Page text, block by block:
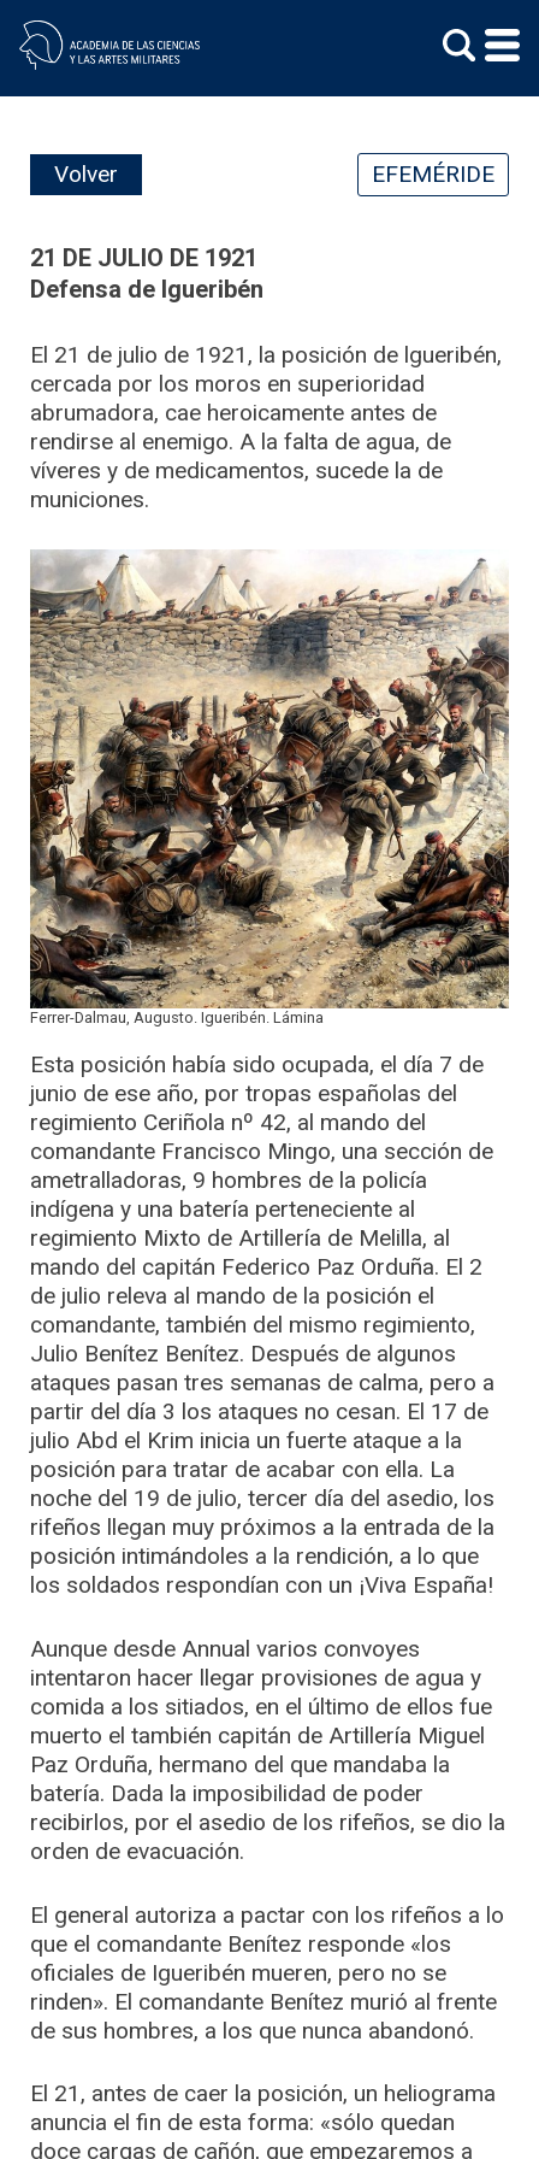
content
Volver EFEMÉRIDE
21 DE JULIO DE 1921
Defensa de Igueribén
El 21 de julio de 1921, la posición de lgueribén,
cercada por los moros en superioridad
abrumadora, cae heroicamente antes de
rendirse al enemigo. A la falta de agua, de
víveres y de medicamentos, sucede la de
municiones.
Ferrer-Dalmau, Augusto. Igueribén. Lámina
Esta posición había sido ocupada, el día 7 de
junio de ese año, por tropas españolas del
regimiento Ceriñola nº 42, al mando del
comandante Francisco Mingo, una sección de
ametralladoras, 9 hombres de la policía
indígena y una batería perteneciente al
regimiento Mixto de Artillería de Melilla, al
mando del capitán Federico Paz Orduña. El 2
de julio releva al mando de la posición el
comandante, también del mismo regimiento,
Julio Benítez Benítez. Después de algunos
ataques pasan tres semanas de calma, pero a
partir del día 3 los ataques no cesan. El 17 de
julio Abd el Krim inicia un fuerte ataque a la
posición para tratar de acabar con ella. La
noche del 19 de julio, tercer día del asedio, los
rifeños llegan muy próximos a la entrada de la
posición intimándoles a la rendición, a lo que
los soldados respondían con un ¡Viva España!
Aunque desde Annual varios convoyes
intentaron hacer llegar provisiones de agua y
comida a los sitiados, en el último de ellos fue
muerto el también capitán de Artillería Miguel
Paz Orduña, hermano del que mandaba la
batería. Dada la imposibilidad de poder
recibirlos, por el asedio de los rifeños, se dio la
orden de evacuación.
El general autoriza a pactar con los rifeños a lo
que el comandante Benítez responde «los
oficiales de Igueribén mueren, pero no se
rinden». El comandante Benítez murió al frente
de sus hombres, a los que nunca abandonó.
El 21, antes de caer la posición, un heliograma
anuncia el fin de esta forma: «sólo quedan
doce cargas de cañón, que empezaremos a